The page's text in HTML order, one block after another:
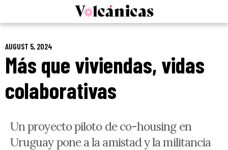
AUGUST 5, 2024
Más que viviendas, vidas
colaborativas
Un proyecto piloto de co-housing en
Uruguay pone a la amistad y la militancia